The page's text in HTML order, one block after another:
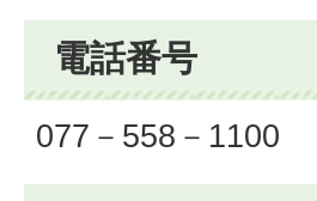
電話番号
077－558－1100